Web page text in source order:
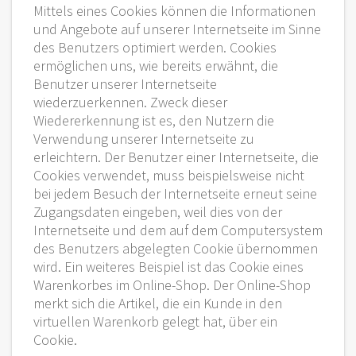
Mittels eines Cookies können die Informationen
und Angebote auf unserer Internetseite im Sinne
des Benutzers optimiert werden. Cookies
ermöglichen uns, wie bereits erwähnt, die
Benutzer unserer Internetseite
wiederzuerkennen. Zweck dieser
Wiedererkennung ist es, den Nutzern die
Verwendung unserer Internetseite zu
erleichtern. Der Benutzer einer Internetseite, die
Cookies verwendet, muss beispielsweise nicht
bei jedem Besuch der Internetseite erneut seine
Zugangsdaten eingeben, weil dies von der
Internetseite und dem auf dem Computersystem
des Benutzers abgelegten Cookie übernommen
wird. Ein weiteres Beispiel ist das Cookie eines
Warenkorbes im Online-Shop. Der Online-Shop
merkt sich die Artikel, die ein Kunde in den
virtuellen Warenkorb gelegt hat, über ein
Cookie.